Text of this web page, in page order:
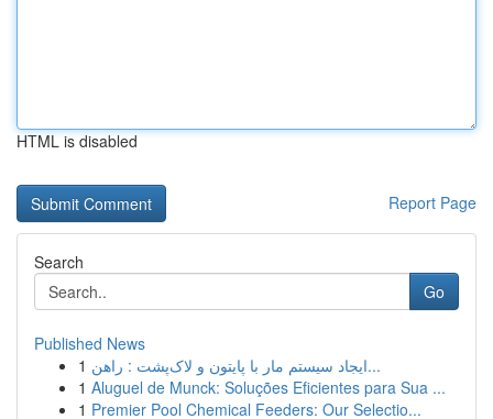
HTML is disabled
Report Page
Search
Go
Published News
1
ایجاد سیستم مار با پایتون و لاک‌پشت : راهن...
1 Aluguel de Munck: Soluções Eficientes para Sua ...
1 Premier Pool Chemical Feeders: Our Selectio...